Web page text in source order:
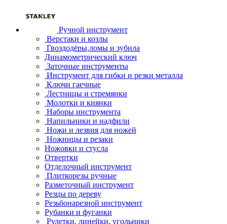
Ручной инструмент
Верстаки и козлы
Гвоздодёры,ломы и зубила
Динамометрический ключ
Заточные инструменты
Инструмент для гибки и резки металла
Ключи гаечные
Лестницы и стремянки
Молотки и киянки
Наборы инструмента
Напильники и надфили
Ножи и лезвия для ножей
Ножницы и резаки
Ножовки и стусла
Отвертки
Отделочный инструмент
Плиткорезы ручные
Разметочный инструмент
Резцы по дереву
Резьбонарезной инструмент
Рубанки и фуганки
Рулетки, линейки, угольники